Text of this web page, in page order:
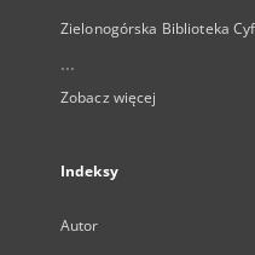
Zielonogórska Biblioteka
...
Zobacz więcej
Indeksy
Autor